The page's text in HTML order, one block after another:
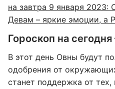
на завтра 9 января 2023:
Девам – яркие эмоции, а
Гороскоп на
В этот день Овны будут
одобрения от
станет поддержка от